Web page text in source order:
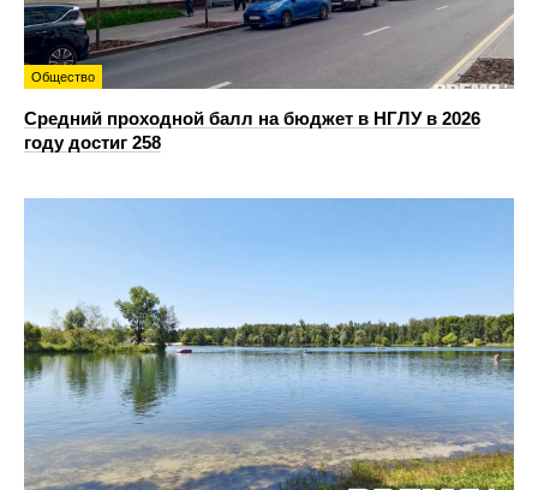
Общество
Средний проходной балл на бюджет в НГЛУ в 2026
году достиг 258